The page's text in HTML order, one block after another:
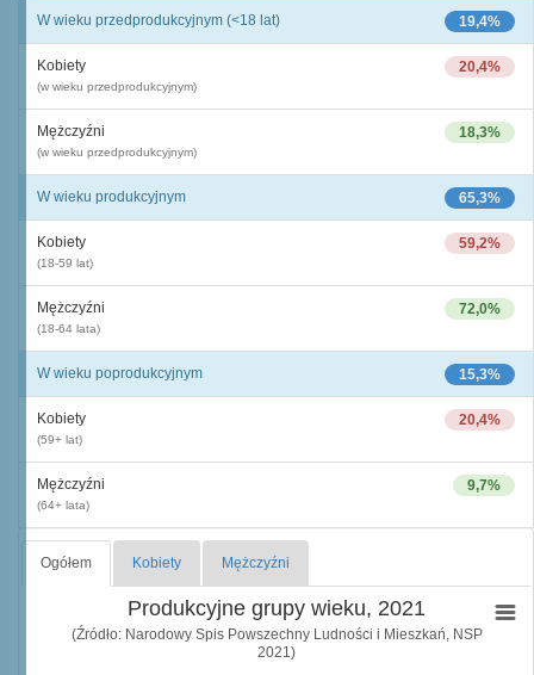
19,4%
W wieku przedprodukcyjnym (<18 lat)
20,4%
Kobiety
(w wieku przedprodukcyjnym)
18,3%
Mężczyźni
(w wieku przedprodukcyjnym)
65,3%
W wieku produkcyjnym
59,2%
Kobiety
(18-59 lat)
72,0%
Mężczyźni
(18-64 lata)
15,3%
W wieku poprodukcyjnym
20,4%
Kobiety
(59+ lat)
9,7%
Mężczyźni
(64+ lata)
Ogółem Kobiety Mężczyźni
Produkcyjne grupy wieku, 2021
(Źródło: Narodowy Spis Powszechny Ludności i Mieszkań, NSP
2021)